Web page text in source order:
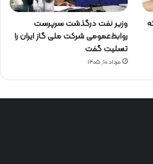
وزیر نفت درگذشت سرپرست
روابط‌عمومی شرکت ملی گاز ایران را
تسلیت گفت
مرداد ۱۰, ۱۴۰۵